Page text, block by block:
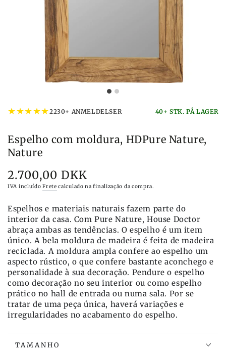
★★★★★2230+ ANMELDELSER 40+ STK. PÅ LAGER
Espelho com moldura, HDPure Nature,
Nature
Preço
2.700,00 DKK
IVA incluídoFrete calculado na finalização da compra.
Espelhos e materiais naturais fazem parte do
interior da casa. Com Pure Nature, House Doctor
abraça ambas as tendências. O espelho é um item
único. A bela moldura de madeira é feita de madeira
reciclada. A moldura ampla confere ao espelho um
aspecto rústico, o que confere bastante aconchego e
personalidade à sua decoração. Pendure o espelho
como decoração no seu interior ou como espelho
prático no hall de entrada ou numa sala. Por se
tratar de uma peça única, haverá variações e
irregularidades no acabamento do espelho.
TAMANHO